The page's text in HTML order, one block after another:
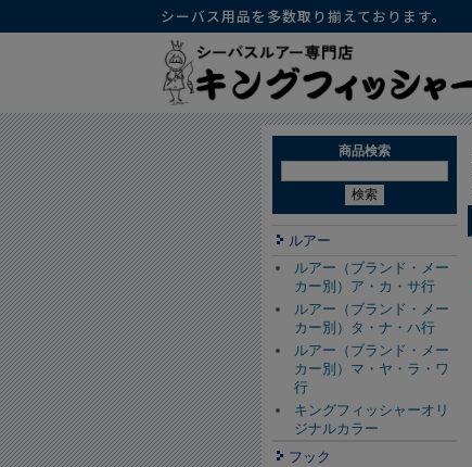
シーバス用品を多数取り揃えております。
商品検索
ルアー
ルアー（ブランド・メー
カー別）ア・カ・サ行
ルアー（ブランド・メー
カー別）タ・ナ・ハ行
ルアー（ブランド・メー
カー別）マ・ヤ・ラ・ワ
行
キングフィッシャーオリ
ジナルカラー
フック